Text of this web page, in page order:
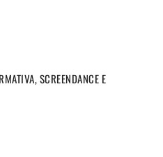
SCREENDANCE E